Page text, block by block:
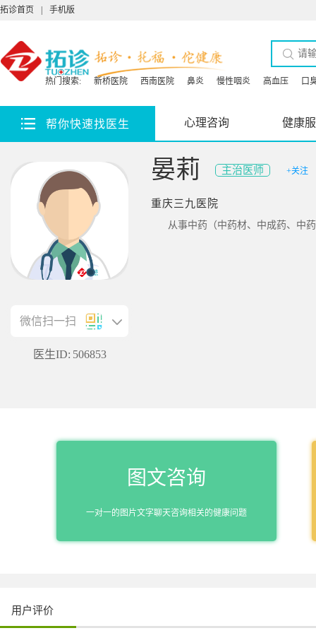
拓诊首页 手机版
热门搜索: 新桥医院 西南医院 鼻炎 慢性咽炎 高血压 口
帮你快速找医生 心理咨询 健康
微信扫一扫
医生ID: 506853
晏莉 主治医师 +关注
重庆三九医院
从事中药（中药材、中成药、中
图文咨询
一对一的图片文字聊天咨询相关的健康问题
用户评价